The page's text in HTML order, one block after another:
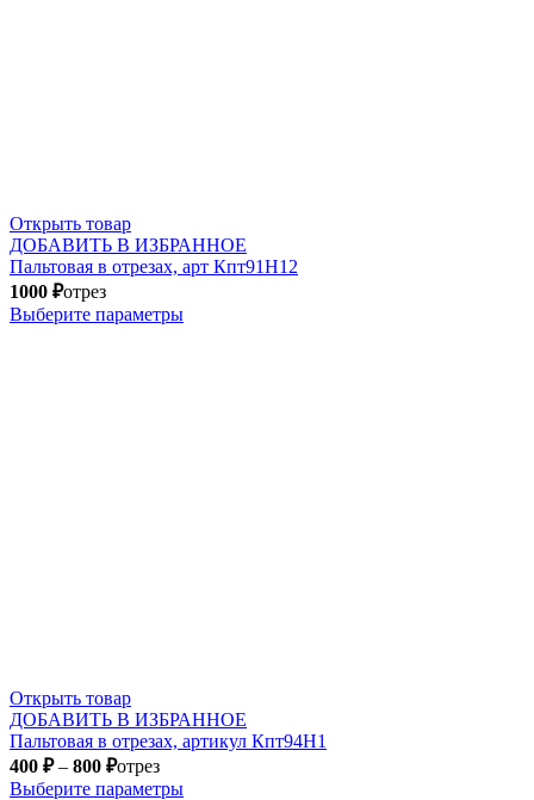
Открыть товар
ДОБАВИТЬ В ИЗБРАННОЕ
Пальтовая в отрезах, арт Кпт91Н12
1000 ₽отрез
Выберите параметры
Открыть товар
ДОБАВИТЬ В ИЗБРАННОЕ
Пальтовая в отрезах, артикул Кпт94Н1
400 ₽– 800 ₽отрез
Выберите параметры